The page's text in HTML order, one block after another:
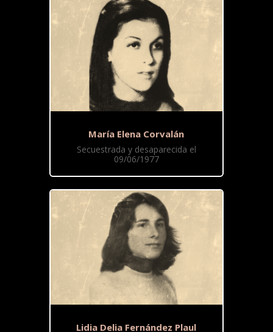
María Elena Corvalán
Secuestrada y desaparecida el
09/06/1977
Lidia Delia Fernández Plaul